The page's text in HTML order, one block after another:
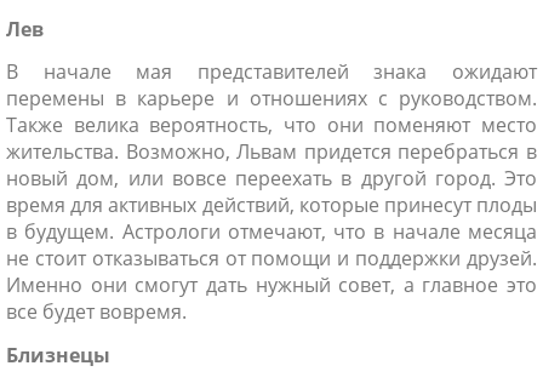
Лев
В начале мая представителей знака ожидают
перемены в карьере и отношениях с руководством.
Также велика вероятность, что они поменяют место
жительства. Возможно, Львам придется перебраться в
новый дом, или вовсе переехать в другой город. Это
время для активных действий, которые принесут плоды
в будущем. Астрологи отмечают, что в начале месяца
не стоит отказываться от помощи и поддержки друзей.
Именно они смогут дать нужный совет, а главное это
все будет вовремя.
Близнецы